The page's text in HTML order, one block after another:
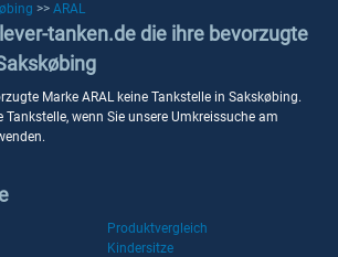
>> ARAL
tanken.de die ihre bevorzugte
Marke ARAL keine Tankstelle in Sakskøbing.
wenn Sie unsere Umkreissuche am
Produktvergleich
Kindersitze